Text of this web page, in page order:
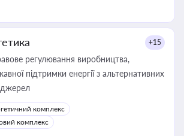
+15
регулювання виробництва,
підтримки енергії з альтернативних
джерел
комплекс
комплекс